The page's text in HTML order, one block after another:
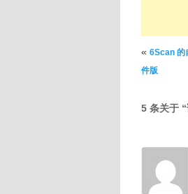
文章导航
« 6Scan 的
件版
5 条关于 “